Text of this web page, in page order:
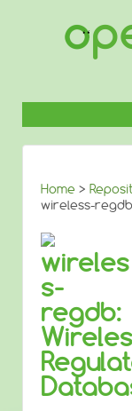
CONTENUTO
Home >
wireless-
wireles
s-
regdb: